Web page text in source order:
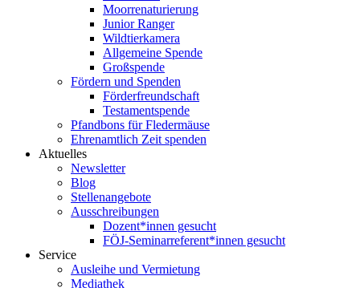
Moorrenaturierung
Junior Ranger
Wildtierkamera
Allgemeine Spende
Großspende
Fördern und Spenden
Förderfreundschaft
Testamentspende
Pfandbons für Fledermäuse
Ehrenamtlich Zeit spenden
Aktuelles
Newsletter
Blog
Stellenangebote
Ausschreibungen
Dozent*innen gesucht
FÖJ-Seminarreferent*innen gesucht
Service
Ausleihe und Vermietung
Mediathek